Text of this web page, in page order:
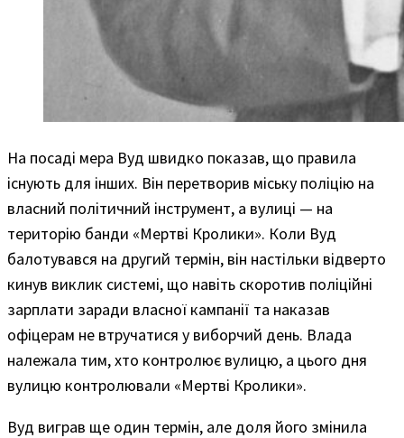
На посаді мера Вуд швидко показав, що правила
існують для інших. Він перетворив міську поліцію на
власний політичний інструмент, а вулиці — на
територію банди «Мертві Кролики». Коли Вуд
балотувався на другий термін, він настільки відверто
кинув виклик системі, що навіть скоротив поліційні
зарплати заради власної кампанії та наказав
офіцерам не втручатися у виборчий день. Влада
належала тим, хто контролює вулицю, а цього дня
вулицю контролювали «Мертві Кролики».
Вуд виграв ще один термін, але доля його змінила